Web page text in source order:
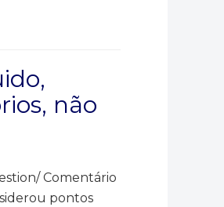
não
Comentário
pontos